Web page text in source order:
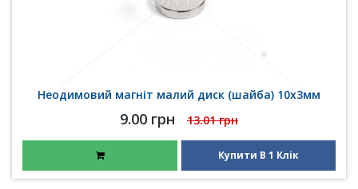
Неодимовий магніт малий диск (шайба) 10х3мм
9.00 грн 13.01 грн
Купити В 1 Клік